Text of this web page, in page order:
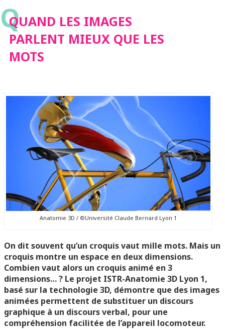
Q
QUAND LES IMAGES
PARLENT MIEUX QUE LES
MOTS
Anatomie 3D / ©Université Claude Bernard Lyon 1
On dit souvent qu’un croquis vaut mille mots. Mais un
croquis montre un espace en deux dimensions.
Combien vaut alors un croquis animé en 3
dimensions… ? Le projet ISTR-Anatomie 3D Lyon 1,
basé sur la technologie 3D, démontre que des images
animées permettent de substituer un discours
graphique à un discours verbal, pour une
compréhension facilitée de l’appareil locomoteur.